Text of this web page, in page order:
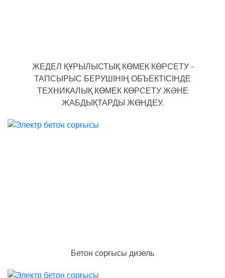
ЖЕДЕЛ ҚҰРЫЛЫСТЫҚ КӨМЕК КӨРСЕТУ -
ТАПСЫРЫС БЕРУШІНІҢ ОБЪЕКТІСІНДЕ
ТЕХНИКАЛЫҚ КӨМЕК КӨРСЕТУ ЖӘНЕ
ЖАБДЫҚТАРДЫ ЖӨНДЕУ.
Бетон сорғысы дизель